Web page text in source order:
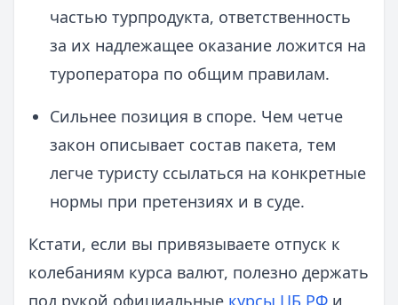
частью турпродукта, ответственность
за их надлежащее оказание ложится на
туроператора по общим правилам.
Сильнее позиция в споре. Чем четче
закон описывает состав пакета, тем
легче туристу ссылаться на конкретные
нормы при претензиях и в суде.
Кстати, если вы привязываете отпуск к
колебаниям курса валют, полезно держать
под рукой официальные курсы ЦБ РФ и